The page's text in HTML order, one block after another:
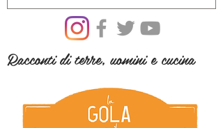
Racconti di terre, uomini e cucina